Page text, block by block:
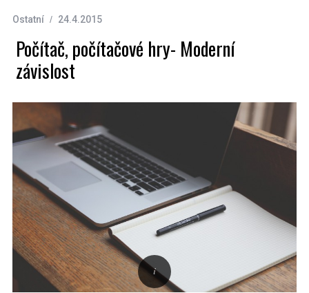
Ostatní 24.4.2015
Počítač, počítačové hry- Moderní
závislost